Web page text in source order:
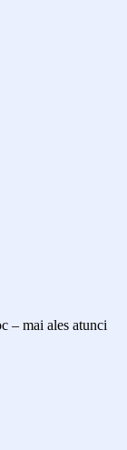
– mai ales atunci